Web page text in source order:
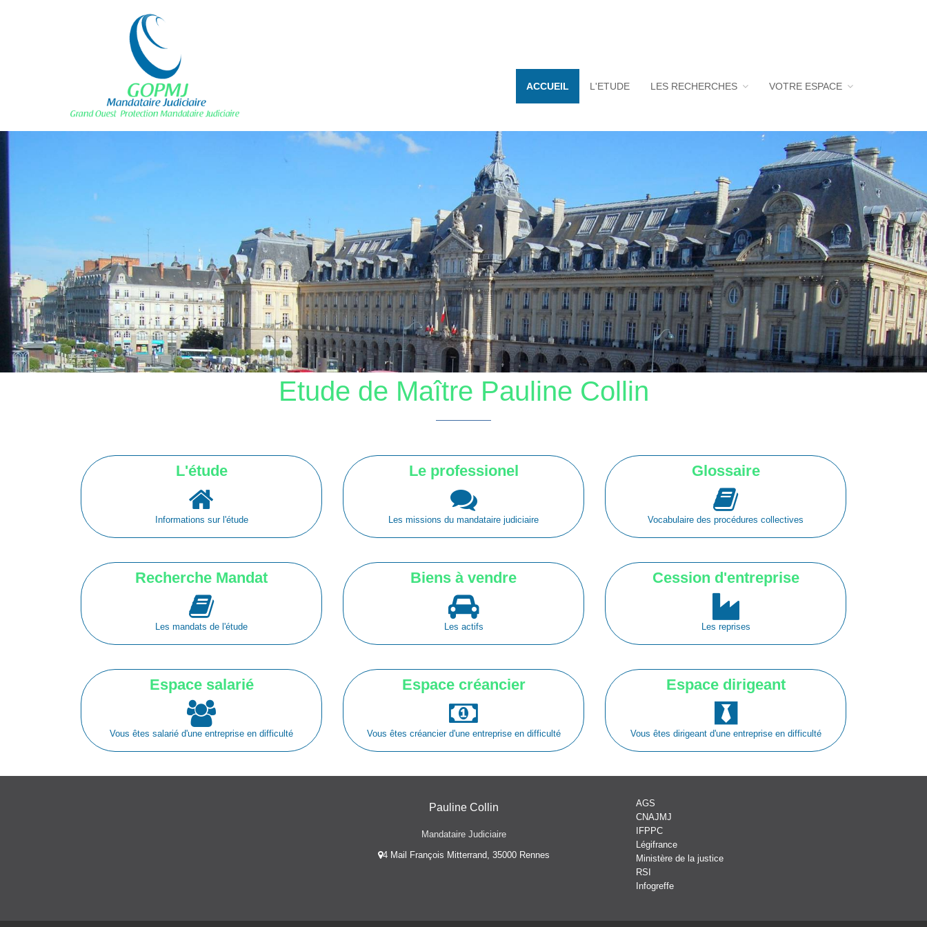
ACCUEIL L'ETUDE LES RECHERCHES VOTRE ESPACE
Etude de Maître Pauline Collin
L'étude
Informations sur l'étude
Le professionel
Les missions du mandataire judiciaire
Glossaire
Vocabulaire des procédures collectives
Recherche Mandat
Les mandats de l'étude
Biens à vendre
Les actifs
Cession d'entreprise
Les reprises
Espace salarié
Vous êtes salarié d'une entreprise en difficulté
Espace créancier
Vous êtes créancier d'une entreprise en difficulté
Espace dirigeant
Vous êtes dirigeant d'une entreprise en difficulté
Pauline Collin
Mandataire Judiciaire
4 Mail François Mitterrand, 35000 Rennes
AGS
CNAJMJ
IFPPC
Légifrance
Ministère de la justice
RSI
Infogreffe